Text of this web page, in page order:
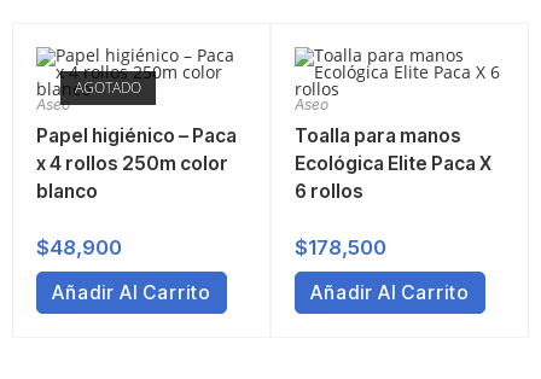
AGOTADO
Aseo
Papel higiénico – Paca
x 4 rollos 250m color
blanco
$48,900
Añadir Al Carrito
Aseo
Toalla para manos
Ecológica Elite Paca X
6 rollos
$178,500
Añadir Al Carrito